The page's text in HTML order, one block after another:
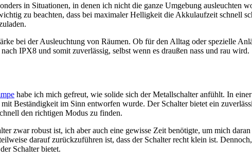
in Situationen, in denen ich nicht die ganze Umgebung
zu beachten, dass bei maximaler Helligkeit die Akkulaufzeit schnell
bei der Ausleuchtung von Räumen. Ob für den Alltag oder spezielle
IPX8 und somit zuverlässig, selbst wenn es draußen nass und rau wird.
habe ich mich gefreut, wie solide sich der Metallschalter anfühlt. In
Beständigkeit im Sinn entworfen wurde. Der Schalter bietet ein
den richtigen Modus zu finden.
zwar robust ist, ich aber auch eine gewisse Zeit benötigte, um mich
darauf zurückzuführen ist, dass der Schalter recht klein ist.
Schalter bietet.